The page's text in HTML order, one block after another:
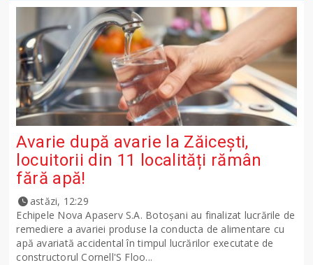
Avarie după avarie la Zăicești,
locuitorii din 11 localități rămân
fără apă!
astăzi, 12:29
Echipele Nova Apaserv S.A. Botoșani au finalizat lucrările de
remediere a avariei produse la conducta de alimentare cu
apă avariată accidental în timpul lucrărilor executate de
constructorul Cornell'S Floo...